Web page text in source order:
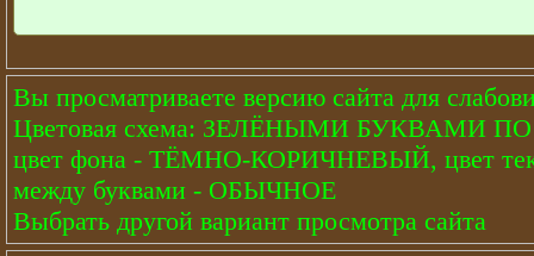
Вы просматриваете версию сайта для
Цветовая схема: ЗЕЛЁНЫМИ БУКВАМИ
цвет фона - ТЁМНО-КОРИЧНЕВЫЙ, цвет
между буквами - ОБЫЧНОЕ
Выбрать другой вариант просмотра сайта